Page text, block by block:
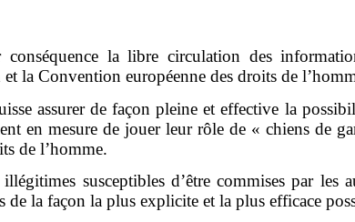
la libre circulation des
la Convention européenne des droits de
assurer de façon pleine et effective la
en mesure de jouer leur rôle de « chiens de
de l’homme.
susceptibles d’être commises par
de la façon la plus explicite et la plus efficace